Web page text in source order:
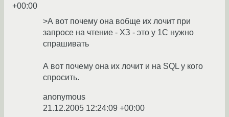
+00:00
>А вот почему она вобще их лочит при
запросе на чтение - ХЗ - это у 1С нужно
спрашивать
А вот почему она их лочит и на SQL у кого
спросить.
anonymous
21.12.2005 12:24:09 +00:00